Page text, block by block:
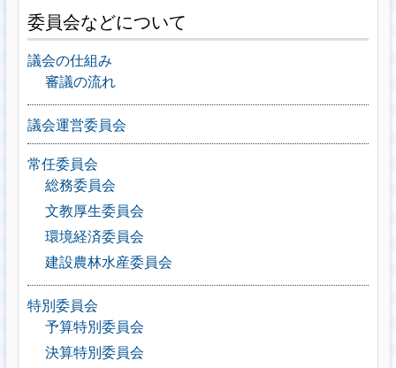
委員会などについて
議会の仕組み
審議の流れ
議会運営委員会
常任委員会
総務委員会
文教厚生委員会
環境経済委員会
建設農林水産委員会
特別委員会
予算特別委員会
決算特別委員会